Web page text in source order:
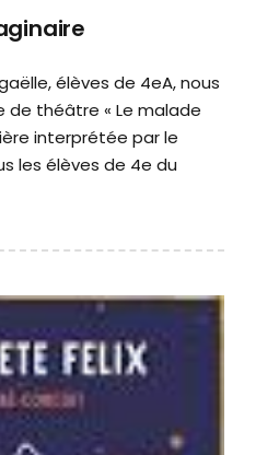
élèves de 4eA, nous
théâtre « Le malade
interprétée par le
les élèves de 4e du